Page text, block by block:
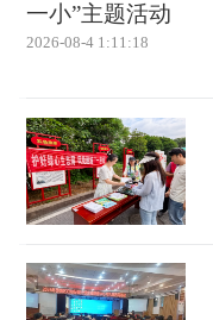
一小”主题活动
2026-08-4 1:11:18